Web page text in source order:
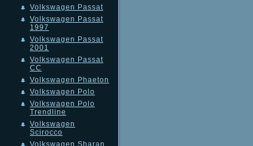
Volkswagen Passat
Volkswagen Passat
1997
Volkswagen Passat
2001
Volkswagen Passat
CC
Volkswagen Phaeton
Volkswagen Polo
Volkswagen Polo
Trendline
Volkswagen
Scirocco
Volkswagen Sharan